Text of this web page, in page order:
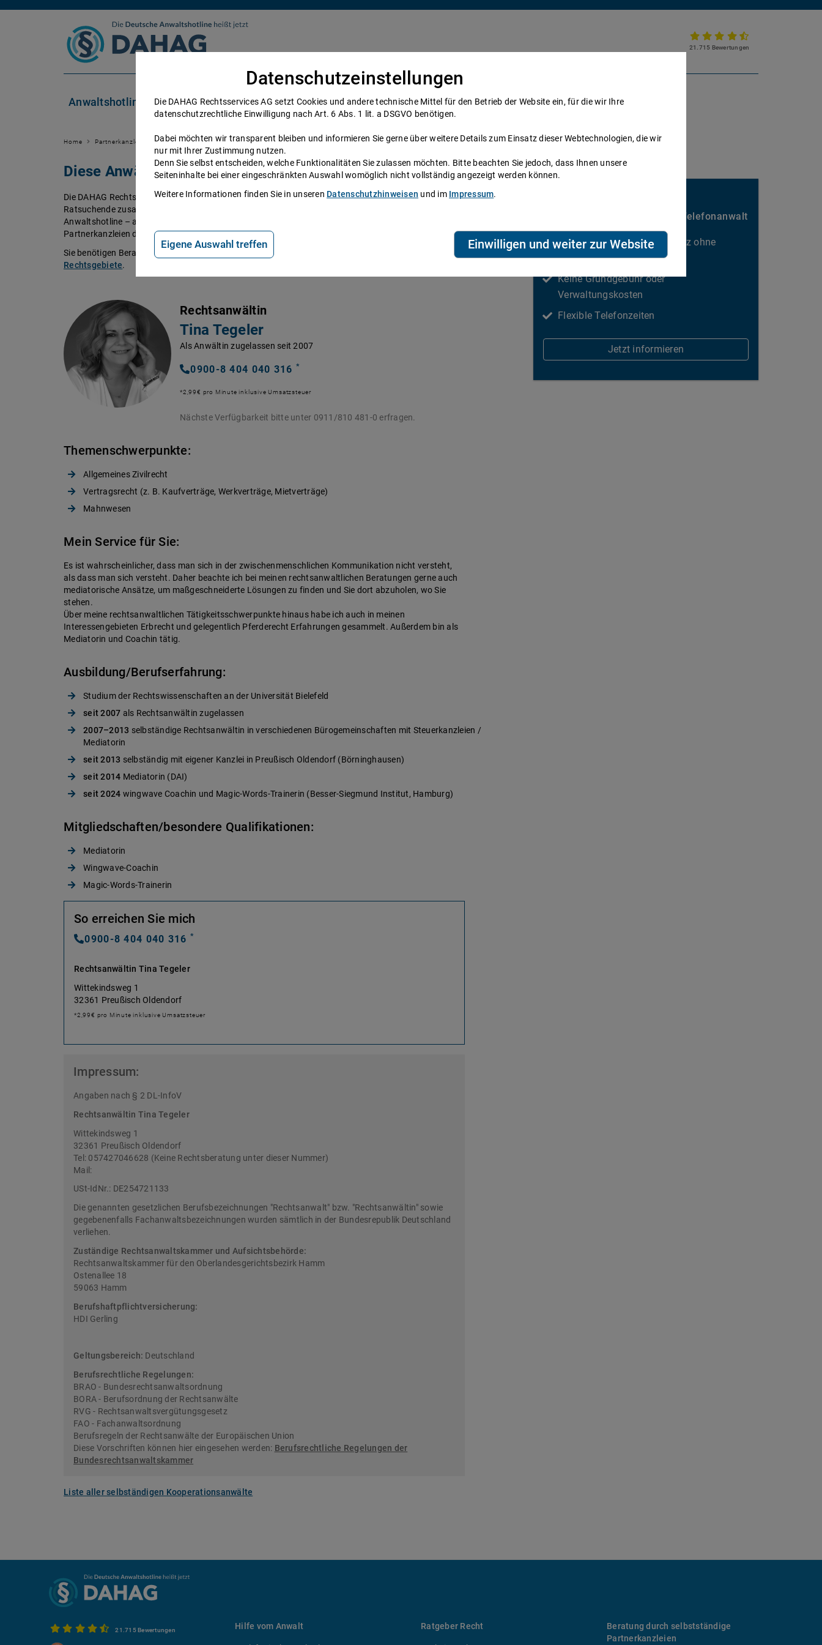
21.715 Bewertungen
Anwaltshotline Rechtsgebiete Über uns Anwälte Telefonanwalt werden Partnerkanzlei werden
Home Partnerkanzleien
Diese Anwälte beraten Sie gerne
Die DAHAG Rechtsservices AG stellt ein technisches System zur Verfügung, das Anwälte und
Ratsuchende zusammen bringt. Über 350 Partnerkanzleien aus ganz Deutschland beraten Sie über die
Anwaltshotline – an 365 Tagen im Jahr. Während ihrer Telefonzeiten erreichen Sie die
Partnerkanzleien der DAHAG Rechtsservices AG über ihre persönliche Durchwahl.
Sie benötigen Beratung in einem bestimmten Rechtsgebiet? Dann finden Sie alle Nummern hier:
Rechtsgebiete.
Rechtsanwältin
Tina Tegeler
Als Anwältin zugelassen seit 2007
0900-8 404 040 316 *
*2,99€ pro Minute inklusive Umsatzsteuer
Nächste Verfügbarkeit bitte unter 0911/810 481-0 erfragen.
Themenschwerpunkte:
Allgemeines Zivilrecht
Vertragsrecht (z. B. Kaufverträge, Werkverträge, Mietverträge)
Mahnwesen
Mein Service für Sie:
Es ist wahrscheinlicher, dass man sich in der zwischenmenschlichen Kommunikation nicht versteht,
als dass man sich versteht. Daher beachte ich bei meinen rechtsanwaltlichen Beratungen gerne auch
mediatorische Ansätze, um maßgeschneiderte Lösungen zu finden und Sie dort abzuholen, wo Sie
stehen.
Über meine rechtsanwaltlichen Tätigkeitsschwerpunkte hinaus habe ich auch in meinen
Interessengebieten Erbrecht und gelegentlich Pferderecht Erfahrungen gesammelt. Außerdem bin als
Mediatorin und Coachin tätig.
Ausbildung/Berufserfahrung:
Studium der Rechtswissenschaften an der Universität Bielefeld
seit 2007 als Rechtsanwältin zugelassen
2007–2013 selbständige Rechtsanwältin in verschiedenen Bürogemeinschaften mit Steuerkanzleien /
Mediatorin
seit 2013 selbständig mit eigener Kanzlei in Preußisch Oldendorf (Börninghausen)
seit 2014 Mediatorin (DAI)
seit 2024 wingwave Coachin und Magic-Words-Trainerin (Besser-Siegmund Institut, Hamburg)
Mitgliedschaften/besondere Qualifikationen:
Mediatorin
Wingwave-Coachin
Magic-Words-Trainerin
So erreichen Sie mich
0900-8 404 040 316 *
Rechtsanwältin Tina Tegeler
Wittekindsweg 1
32361 Preußisch Oldendorf
*2,99€ pro Minute inklusive Umsatzsteuer
Impressum:
Angaben nach § 2 DL-InfoV
Rechtsanwältin Tina Tegeler
Wittekindsweg 1
32361 Preußisch Oldendorf
Tel: 057427046628 (Keine Rechtsberatung unter dieser Nummer)
Mail:
USt-IdNr.: DE254721133
Die genannten gesetzlichen Berufsbezeichnungen "Rechtsanwalt" bzw. "Rechtsanwältin" sowie
gegebenenfalls Fachanwaltsbezeichnungen wurden sämtlich in der Bundesrepublik Deutschland
verliehen.
Zuständige Rechtsanwaltskammer und Aufsichtsbehörde:
Rechtsanwaltskammer für den Oberlandesgerichtsbezirk Hamm
Ostenallee 18
59063 Hamm
Berufshaftpflichtversicherung:
HDI Gerling
Geltungsbereich: Deutschland
Berufsrechtliche Regelungen:
BRAO - Bundesrechtsanwaltsordnung
BORA - Berufsordnung der Rechtsanwälte
RVG - Rechtsanwaltsvergütungsgesetz
FAO - Fachanwaltsordnung
Berufsregeln der Rechtsanwälte der Europäischen Union
Diese Vorschriften können hier eingesehen werden: Berufsrechtliche Regelungen der
Bundesrechtsanwaltskammer
Liste aller selbständigen Kooperationsanwälte
Nebenbei Geld verdienen als Telefonanwalt
Kalkulierbarer Honorarumsatz ohne
Ausfallrisiko
Keine Grundgebühr oder
Verwaltungskosten
Flexible Telefonzeiten
Jetzt informieren
21.715 Bewertungen Hilfe vom Anwalt Ratgeber Recht
Beratung durch selbstständige
Partnerkanzleien
Datenschutzeinstellungen
Die DAHAG Rechtsservices AG setzt Cookies und andere technische Mittel für den Betrieb der Website ein, für die wir Ihre
datenschutzrechtliche Einwilligung nach Art. 6 Abs. 1 lit. a DSGVO benötigen.
Dabei möchten wir transparent bleiben und informieren Sie gerne über weitere Details zum Einsatz dieser Webtechnologien, die wir
nur mit Ihrer Zustimmung nutzen.
Denn Sie selbst entscheiden, welche Funktionalitäten Sie zulassen möchten. Bitte beachten Sie jedoch, dass Ihnen unsere
Seiteninhalte bei einer eingeschränkten Auswahl womöglich nicht vollständig angezeigt werden können.
Weitere Informationen finden Sie in unseren Datenschutzhinweisen und im Impressum.
Eigene Auswahl treffen Einwilligen und weiter zur Website